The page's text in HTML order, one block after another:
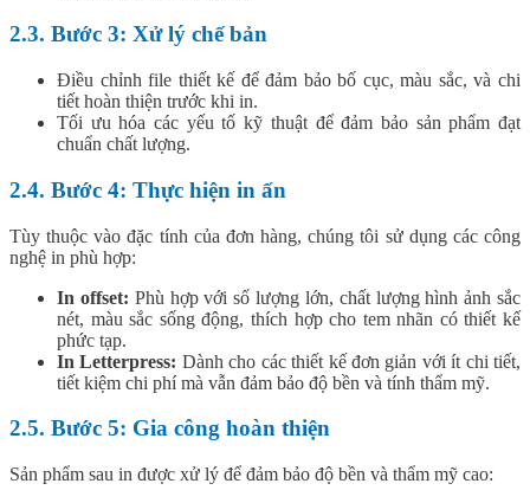
2.3. Bước 3: Xử lý chế bản
Điều chỉnh file thiết kế để đảm bảo bố cục, màu sắc, và chi
tiết hoàn thiện trước khi in.
Tối ưu hóa các yếu tố kỹ thuật để đảm bảo sản phẩm đạt
chuẩn chất lượng.
2.4. Bước 4: Thực hiện in ấn
Tùy thuộc vào đặc tính của đơn hàng, chúng tôi sử dụng các công
nghệ in phù hợp:
In offset: Phù hợp với số lượng lớn, chất lượng hình ảnh sắc
nét, màu sắc sống động, thích hợp cho tem nhãn có thiết kế
phức tạp.
In Letterpress: Dành cho các thiết kế đơn giản với ít chi tiết,
tiết kiệm chi phí mà vẫn đảm bảo độ bền và tính thẩm mỹ.
2.5. Bước 5: Gia công hoàn thiện
Sản phẩm sau in được xử lý để đảm bảo độ bền và thẩm mỹ cao: